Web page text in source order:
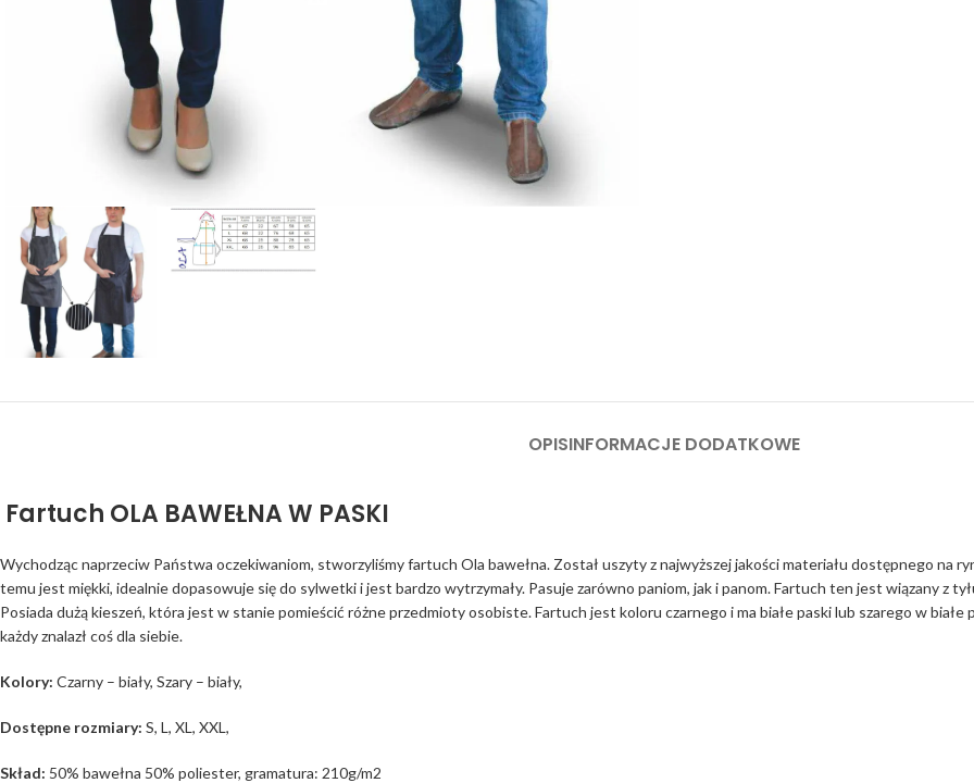
OPISINFORMACJE DODATKOWE
Fartuch OLA BAWEŁNA W PASKI
Wychodząc naprzeciw Państwa oczekiwaniom, stworzyliśmy fartuch Ola bawełna. Został uszyty z najwyższej jakości materiału dostępnego na
temu jest miękki, idealnie dopasowuje się do sylwetki i jest bardzo wytrzymały. Pasuje zarówno paniom, jak i panom. Fartuch ten jest wiązany z
Posiada dużą kieszeń, która jest w stanie pomieścić różne przedmioty osobiste. Fartuch jest koloru czarnego i ma białe paski lub szarego w białe
każdy znalazł coś dla siebie.
Kolory: Czarny – biały, Szary – biały,
Dostępne rozmiary: S, L, XL, XXL,
Skład: 50% bawełna 50% poliester, gramatura: 210g/m2